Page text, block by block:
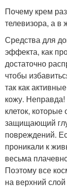
Почему крем
телевизора, а в
Средства для
эффекта, как
достаточно
чтобы
так как
кожу.
клеток,
защищающий
повреждений.
проникали к
весьма
Поэтому все
на верхний